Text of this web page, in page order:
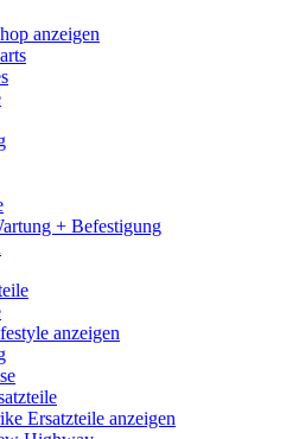
anzeigen
+ Befestigung
anzeigen
Ersatzteile anzeigen